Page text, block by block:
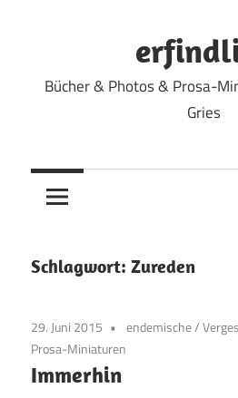
Bücher & Photos & Prosa-
Gries
Schlagwort: Zureden
29. Juni 2015 endemische/
Prosa-Miniaturen
Immerhin